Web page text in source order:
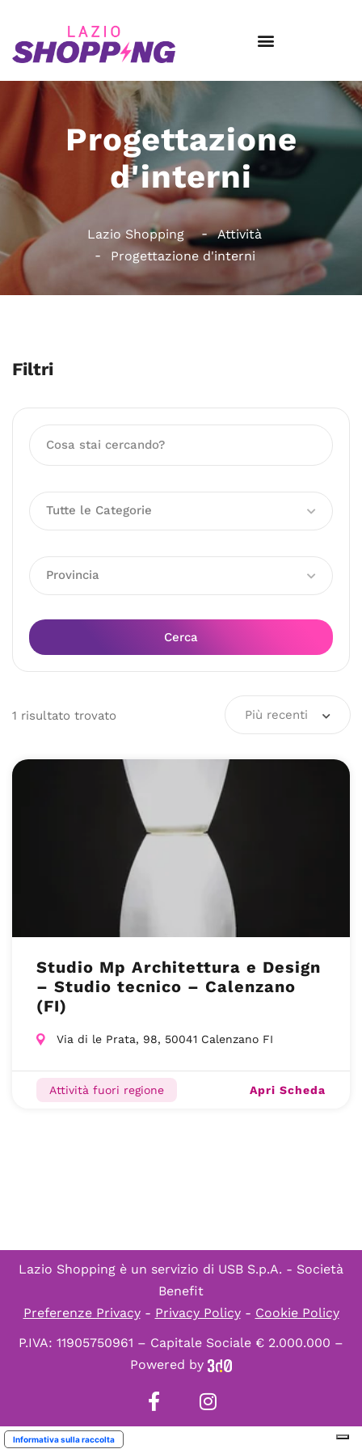
Progettazione
d'interni
Lazio Shopping
Attività
Progettazione d'interni
Filtri
Tutte le Categorie
Provincia
Cerca
1 risultato trovato Più recenti
Studio Mp Architettura e Design
– Studio tecnico – Calenzano
(FI)
Via di le Prata, 98, 50041 Calenzano FI
Attività fuori regione Apri Scheda
Lazio Shopping è un servizio di USB S.p.A. - Società
Benefit
Preferenze Privacy- Privacy Policy- Cookie Policy
P.IVA: 11905750961 – Capitale Sociale € 2.000.000 –
Powered by
Informativa sulla raccolta